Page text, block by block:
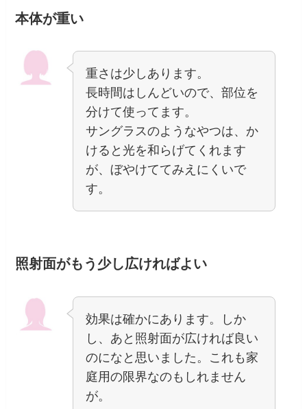
本体が重い
重さは少しあります。
長時間はしんどいので、部位を
分けて使ってます。
サングラスのようなやつは、か
けると光を和らげてくれます
が、ぼやけててみえにくいで
す。
照射面がもう少し広ければよい
効果は確かにあります。しか
し、あと照射面が広ければ良い
のになと思いました。これも家
庭用の限界なのもしれません
が。